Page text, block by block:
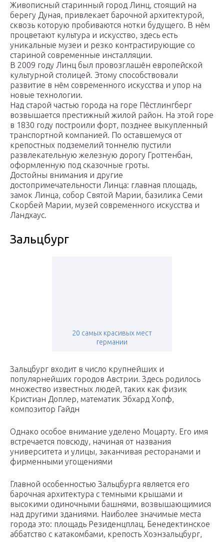
Живописный старинный город Линц, стоящий на
берегу Дуная, привлекает барочной архитектурой,
сквозь которую пробиваются нотки будущего. В нём
процветают культура и искусство, здесь есть
уникальные музеи и резко контрастирующие со
стариной современные инсталляции.
В 2009 году Линц был провозглашён европейской
культурной столицей. Этому способствовали
развитие в нём современного искусства и упор на
новые технологии.
Над старой частью города на горе Пёстлингберг
возвышается престижный жилой район. На этой горе
в 1830 году построили форт, позднее выкупленный
транспортной компанией. По оставшемуся от
крепостных подземелий тоннелю пустили
развлекательную железную дорогу Гроттенбан,
оформленную под сказочные гроты.
Достойны внимания и другие
достопримечательности Линца: главная площадь,
замок Линца, собор Святой Марии, базилика Семи
Скорбей Марии, музей современного искусства и
Ландхаус.
Зальцбург
20 самых красивых мест
германии
Зальцбург входит в число крупнейших и
популярнейших городов Австрии. Здесь родилось
множество известных людей, таких как физик
Кристиан Доплер, математик Эбхард Хопф,
композитор Гайдн
Однако особое внимание уделено Моцарту. Его имя
встречается повсюду, начиная от названия
университета и улицы, заканчивая ресторанами и
фирменными угощениями
Главной особенностью Зальцбурга является его
барочная архитектура с темными крышами и
высокими одиночными башнями, возвышающимися
над другими зданиями. Наиболее значимые места
города это: площадь Резиденцплац, Бенедектинское
аббатство с катакомбами, крепость Хоэнзальцбург,